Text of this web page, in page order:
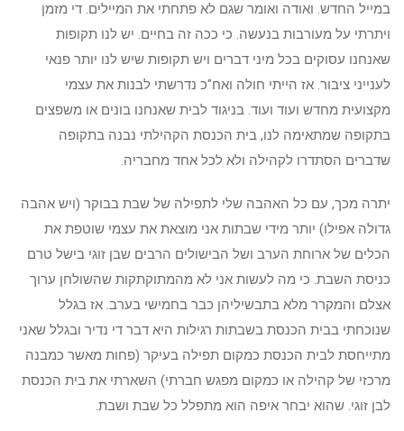
במייל החדש. ואודה ואומר שגם לא פתחתי את המיילים. די מזמן
ויתרתי על מעורבות בנעשה. כי ככה זה בחיים. יש לנו תקופות
שאנחנו עסוקים בכל מיני דברים ויש תקופות שיש לנו יותר פנאי
לענייני ציבור. אז הייתי חולה ואח"כ נדרשתי לבנות את עצמי
מקצועית מחדש ועוד ועוד. בניגוד לבית שאנחנו בונים או משפצים
בתקופה שמתאימה לנו, בית הכנסת הקהילתי נבנה בתקופה
שדברים הסתדרו לקהילה ולא לכל אחד מחבריה.
יתרה מכך, עם כל האהבה שלי לתפילה של שבת בבוקר (ויש אהבה
גדולה אפילו) יותר מידי שבתות אני מוצאת את עצמי שוטפת את
הכלים של ארוחת הערב ושל הבישולים הרבים שבן זוגי בישל טרם
כניסת השבת. כי מה לעשות אני לא מהמתוקתקות שהשולחן ערוך
אצלם והמקרר מלא בתבשיליהן כבר בחמישי בערב. אז בגלל
שנוכחתי בבית הכנסת בשבתות רגילות היא דבר די נדיר ובגלל שאני
מתייחסת לבית הכנסת כמקום תפילה בעיקר (פחות מאשר כמבנה
מרכזי של קהילה או כמקום מפגש חברתי) השארתי את בית הכנסת
לבן זוגי. שהוא יבחר איפה הוא מתפלל כל שבת ושבת.